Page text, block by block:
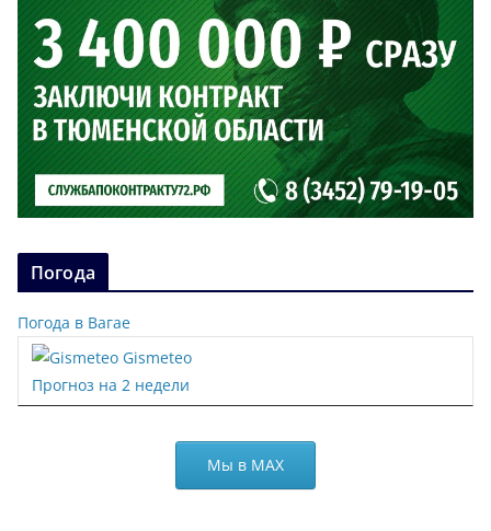
Погода
Погода в Вагае
Gismeteo
Прогноз на 2 недели
Мы в МАХ